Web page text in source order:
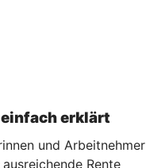
erklärt
und Arbeitnehmer
Rente